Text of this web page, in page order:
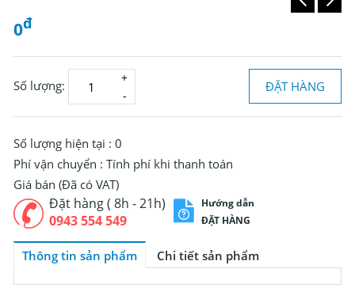
0đ
Số lượng: ĐẶT HÀNG
0Đ
Số lượng hiện tại : 0
Phí vận chuyển : Tính phí khi thanh toán
Giá bán (Đã có VAT)
Đặt hàng ( 8h - 21h)
0943 554 549
Hướng dẫn
ĐẶT HÀNG
Thông tin sản phẩm Chi tiết sản phẩm